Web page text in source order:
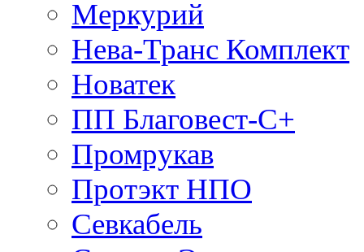
Меркурий
Нева-Транс Комплект
Новатек
ПП Благовест-С+
Промрукав
Протэкт НПО
Севкабель